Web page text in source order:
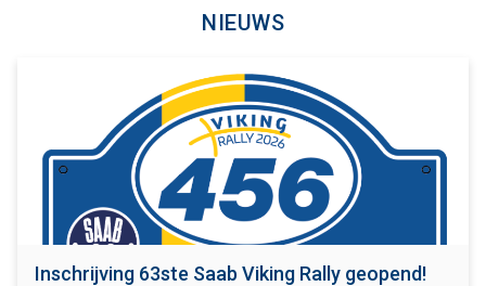
NIEUWS
Inschrijving 63ste Saab Viking Rally geopend!